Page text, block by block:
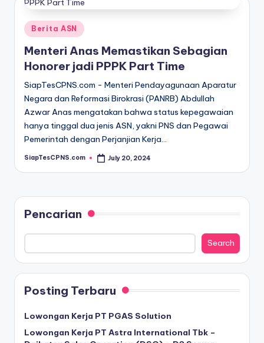
Posted
in
Berita ASN
Menteri Anas Memastikan Sebagian
Honorer jadi PPPK Part Time
SiapTesCPNS.com - Menteri Pendayagunaan Aparatur
Negara dan Reformasi Birokrasi (PANRB) Abdullah
Azwar Anas mengatakan bahwa status kepegawaian
hanya tinggal dua jenis ASN, yakni PNS dan Pegawai
Pemerintah dengan Perjanjian Kerja…
Posted
SiapTesCPNS.com July 20, 2024
Pencarian
Search
Posting Terbaru
Lowongan Kerja PT PGAS Solution
Lowongan Kerja PT Astra International Tbk –